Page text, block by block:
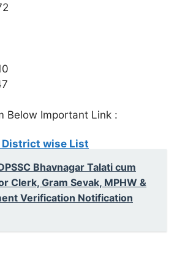
Below Important Link :
District wise List
Bhavnagar Talati cum
Clerk, Gram Sevak, MPHW &
Verification Notification